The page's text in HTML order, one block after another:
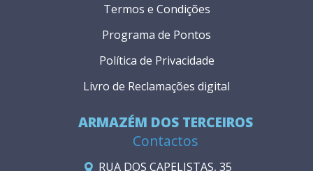
ARMAZÉM DOS TERCEIROS
Contactos
RUA DOS CAPELISTAS, 35
Termos e Condições
Programa de Pontos
Política de Privacidade
Livro de Reclamações digital